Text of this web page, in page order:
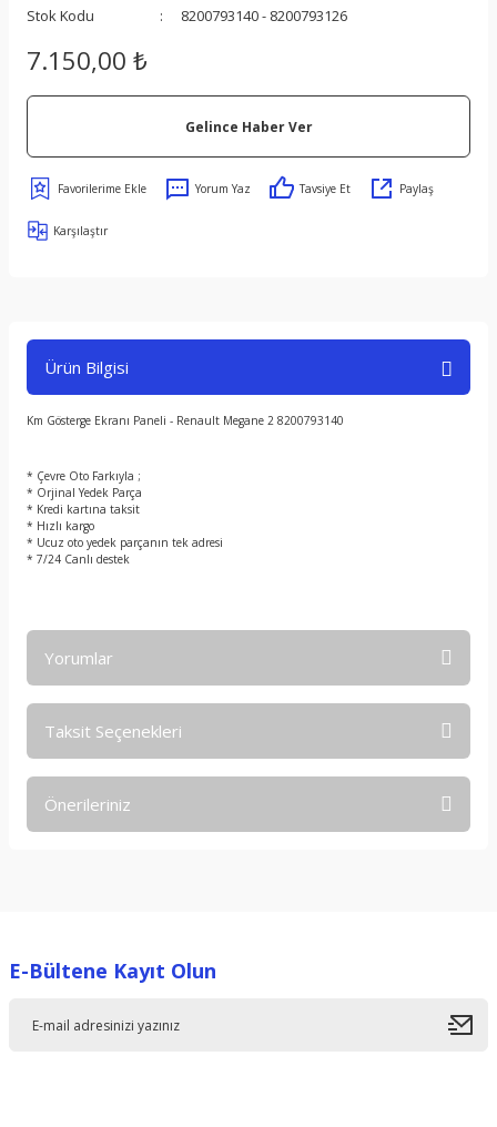
Stok Kodu
8200793140 - 8200793126
7.150,00 ₺
Gelince Haber Ver
Yorum Yaz Tavsiye Et Paylaş
Karşılaştır
Ürün Bilgisi
Km Gösterge Ekranı Paneli - Renault Megane 2 8200793140
* Çevre Oto Farkıyla ;
* Orjinal Yedek Parça
* Kredi kartına taksit
* Hızlı kargo
* Ucuz oto yedek parçanın tek adresi
* 7/24 Canlı destek
Yorumlar
Taksit Seçenekleri
Önerileriniz
Ürün resmi kalitesiz, bozuk veya görüntülenemiyor.
E-Bültene Kayıt Olun